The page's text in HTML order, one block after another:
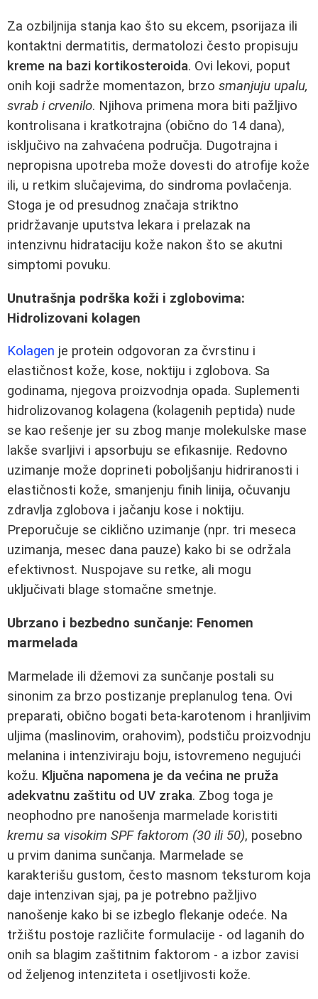
Za ozbiljnija stanja kao što su ekcem, psorijaza ili
kontaktni dermatitis, dermatolozi često propisuju
kreme na bazi kortikosteroida. Ovi lekovi, poput
onih koji sadrže momentazon, brzo smanjuju upalu,
svrab i crvenilo. Njihova primena mora biti pažljivo
kontrolisana i kratkotrajna (obično do 14 dana),
isključivo na zahvaćena područja. Dugotrajna i
nepropisna upotreba može dovesti do atrofije kože
ili, u retkim slučajevima, do sindroma povlačenja.
Stoga je od presudnog značaja striktno
pridržavanje uputstva lekara i prelazak na
intenzivnu hidrataciju kože nakon što se akutni
simptomi povuku.
Unutrašnja podrška koži i zglobovima:
Hidrolizovani kolagen
Kolagen je protein odgovoran za čvrstinu i
elastičnost kože, kose, noktiju i zglobova. Sa
godinama, njegova proizvodnja opada. Suplementi
hidrolizovanog kolagena (kolagenih peptida) nude
se kao rešenje jer su zbog manje molekulske mase
lakše svarljivi i apsorbuju se efikasnije. Redovno
uzimanje može doprineti poboljšanju hidriranosti i
elastičnosti kože, smanjenju finih linija, očuvanju
zdravlja zglobova i jačanju kose i noktiju.
Preporučuje se ciklično uzimanje (npr. tri meseca
uzimanja, mesec dana pauze) kako bi se održala
efektivnost. Nuspojave su retke, ali mogu
uključivati blage stomačne smetnje.
Ubrzano i bezbedno sunčanje: Fenomen
marmelada
Marmelade ili džemovi za sunčanje postali su
sinonim za brzo postizanje preplanulog tena. Ovi
preparati, obično bogati beta-karotenom i hranljivim
uljima (maslinovim, orahovim), podstiču proizvodnju
melanina i intenziviraju boju, istovremeno negujući
kožu. Ključna napomena je da većina ne pruža
adekvatnu zaštitu od UV zraka. Zbog toga je
neophodno pre nanošenja marmelade koristiti
kremu sa visokim SPF faktorom (30 ili 50), posebno
u prvim danima sunčanja. Marmelade se
karakterišu gustom, često masnom teksturom koja
daje intenzivan sjaj, pa je potrebno pažljivo
nanošenje kako bi se izbeglo flekanje odeće. Na
tržištu postoje različite formulacije - od laganih do
onih sa blagim zaštitnim faktorom - a izbor zavisi
od željenog intenziteta i osetljivosti kože.